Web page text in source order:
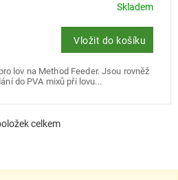
Skladem
Vložit do košíku
lov na Method Feeder. Jsou rovněž
do PVA mixů při lovu...
O
á
celkem